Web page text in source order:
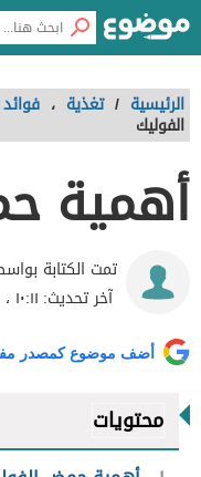
الرئيسية / تغذية ،
الفوليك
أهمية
تمت الكتابة
آخر تحديث: ١٠:١١ ، ١٩ فبراير ٢٠١٩
أضف موضوع كمصدر
محتويات